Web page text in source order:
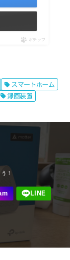
ポチップ
スマートホーム
録画装置